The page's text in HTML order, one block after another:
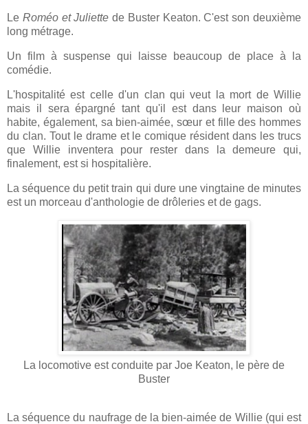
Le Roméo et Juliette de Buster Keaton. C'est son deuxième
long métrage.
Un film à suspense qui laisse beaucoup de place à la
comédie.
L'hospitalité est celle d'un clan qui veut la mort de Willie
mais il sera épargné tant qu'il est dans leur maison où
habite, également, sa bien-aimée, sœur et fille des hommes
du clan. Tout le drame et le comique résident dans les trucs
que Willie inventera pour rester dans la demeure qui,
finalement, est si hospitalière.
La séquencedu petit train qui dure une vingtaine de minutes
est un morceau d'anthologie de drôleries et de gags.
La locomotive est conduite par Joe Keaton, le père de
Buster
La séquence du naufrage de la bien-aimée de Willie (qui est